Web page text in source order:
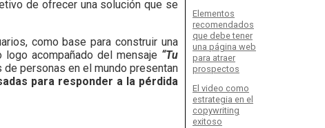
de ofrecer una solución que se
como base para construir una
acompañado del mensaje “Tu
personas en el mundo presentan
para responder a la pérdida
Elementos
recomendados
que debe tener
una página web
para atraer
prospectos
El video como
estrategia en el
copywriting
exitoso